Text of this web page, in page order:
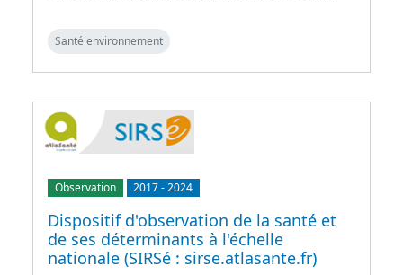
Santé environnement
Observation 2017-2024
Dispositif d'observation de la santé et
de ses déterminants à l'échelle
nationale (SIRSé : sirse.atlasante.fr)